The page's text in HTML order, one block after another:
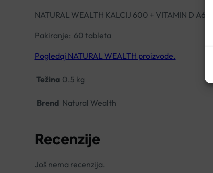
NATURAL WEALTH KALCIJ 600 + VITAMIN D A60
Pakiranje: 60 tableta
Pogledaj NATURAL WEALTH proizvode.
Težina 0.5 kg
Brend Natural Wealth
Recenzije
Još nema recenzija.